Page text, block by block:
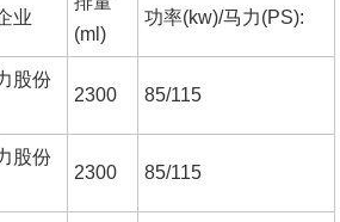
业
(ml)
功率(kw)/马力(PS):
股份
2300 85/115
股份
2300 85/115